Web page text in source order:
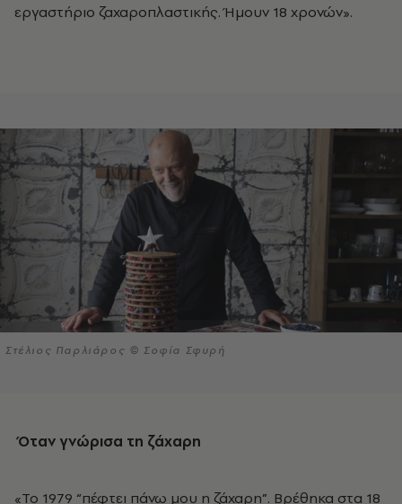
εργαστήριο ζαχαροπλαστικής. Ήμουν 18 χρονών».
Στέλιος Παρλιάρος © Σοφία Σφυρή
Όταν γνώρισα τη ζάχαρη
«Το 1979 “πέφτει πάνω μου η ζάχαρη”. Bρέθηκα στα 18